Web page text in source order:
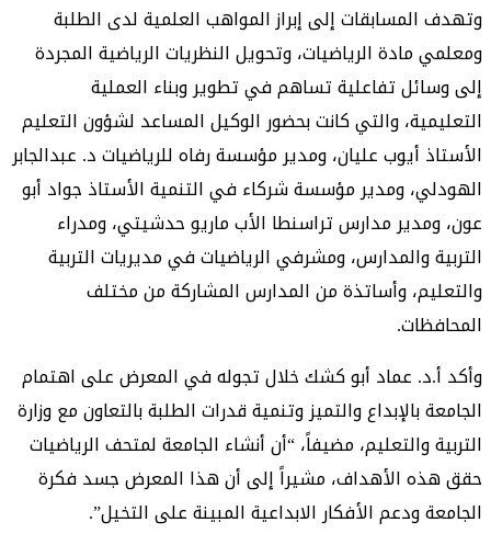
وتهدف المسابقات إلى إبراز المواهب العلمية لدى الطلبة
ومعلمي مادة الرياضيات، وتحويل النظريات الرياضية المجردة
إلى وسائل تفاعلية تساهم في تطوير وبناء العملية
التعليمية، والتي كانت بحضور الوكيل المساعد لشؤون التعليم
الأستاذ أيوب عليان، ومدير مؤسسة رفاه للرياضيات د. عبدالجابر
الهودلي، ومدير مؤسسة شركاء في التنمية الأستاذ جواد أبو
عون، ومدير مدارس تراسنطا الأب ماريو حدشيتي، ومدراء
التربية والمدارس، ومشرفي الرياضيات في مديريات التربية
والتعليم، وأساتذة من المدارس المشاركة من مختلف
المحافظات.
وأكد أ.د. عماد أبو كشك خلال تجوله في المعرض على اهتمام
الجامعة بالإبداع والتميز وتنمية قدرات الطلبة بالتعاون مع وزارة
التربية والتعليم، مضيفاً، “أن أنشاء الجامعة لمتحف الرياضيات
حقق هذه الأهداف، مشيراً إلى أن هذا المعرض جسد فكرة
الجامعة ودعم الأفكار الابداعية المبينة على التخيل”.